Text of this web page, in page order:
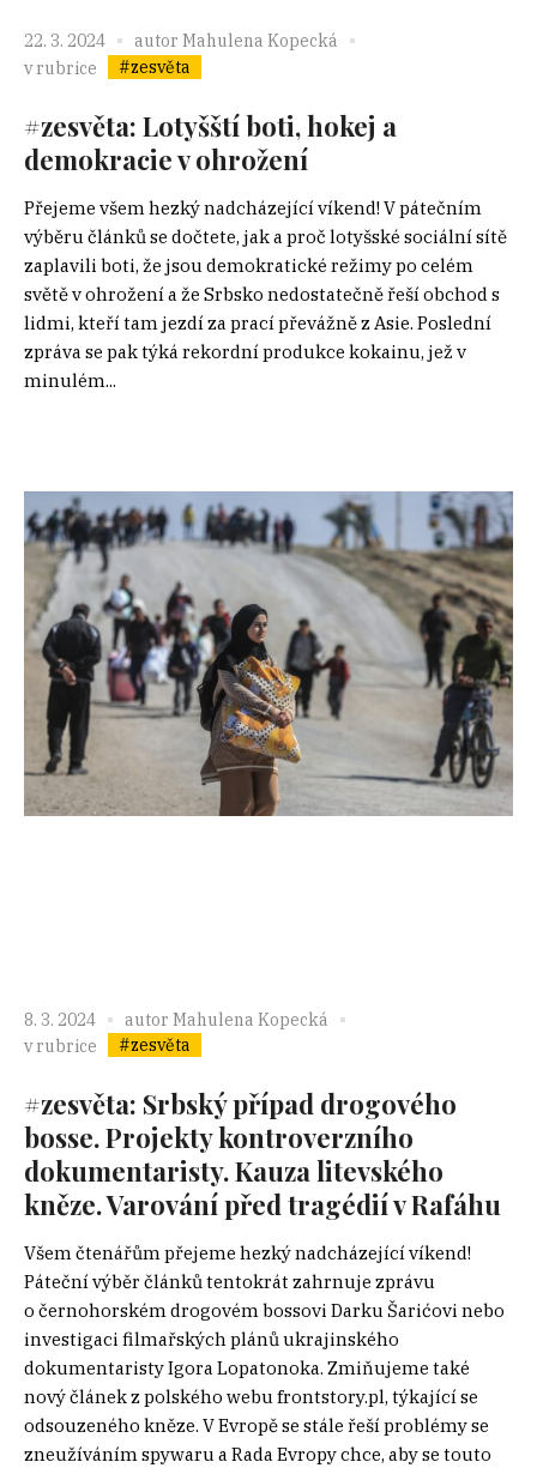
22. 3. 2024 autor Mahulena Kopecká
v rubrice
#zesvěta
#zesvěta: Lotyšští boti, hokej a
demokracie v ohrožení
Přejeme všem hezký nadcházející víkend! V pátečním
výběru článků se dočtete, jak a proč lotyšské sociální sítě
zaplavili boti, že jsou demokratické režimy po celém
světě v ohrožení a že Srbsko nedostatečně řeší obchod s
lidmi, kteří tam jezdí za prací převážně z Asie. Poslední
zpráva se pak týká rekordní produkce kokainu, jež v
minulém...
8. 3. 2024 autor Mahulena Kopecká
v rubrice
#zesvěta
#zesvěta: Srbský případ drogového
bosse. Projekty kontroverzního
dokumentaristy. Kauza litevského
kněze. Varování před tragédií v Rafáhu
Všem čtenářům přejeme hezký nadcházející víkend!
Páteční výběr článků tentokrát zahrnuje zprávu
o černohorském drogovém bossovi Darku Šarićovi nebo
investigaci filmařských plánů ukrajinského
dokumentaristy Igora Lopatonoka. Zmiňujeme také
nový článek z polského webu frontstory.pl, týkající se
odsouzeného kněze. V Evropě se stále řeší problémy se
zneužíváním spywaru a Rada Evropy chce, aby se touto